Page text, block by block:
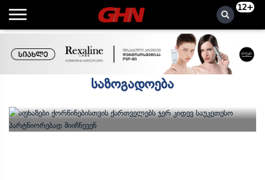
12+
საზოგადოება